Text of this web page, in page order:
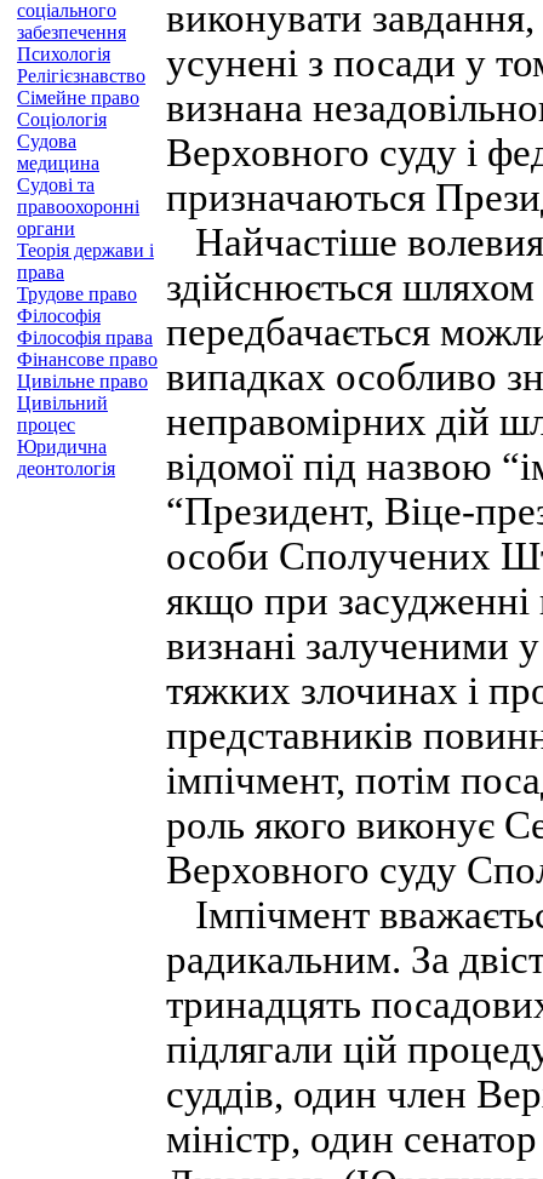
соціального
забезпечення
Психологія
Релігієзнавство
Сімейне право
Соціологія
Судова
медицина
Судові та
правоохоронні
органи
Теорія держави і
права
Трудове право
Філософія
Філософія права
Фінансове право
Цивільне право
Цивільний
процес
Юридична
деонтологія
виконувати
усунені з посади у
визнана
Верховного суду і
призначаються
Найчастіше
здійснюється
передбачається
випадках особливо
неправомірних дій
відомої під назвою
“Президент, Віце-
особи Сполучених
якщо при засудженні
визнані залученими
тяжких злочинах і
представників
імпічмент, потім
роль якого виконує
Верховного суду
Імпічмент
радикальним. За
тринадцять
підлягали цій
суддів, один член
міністр, один